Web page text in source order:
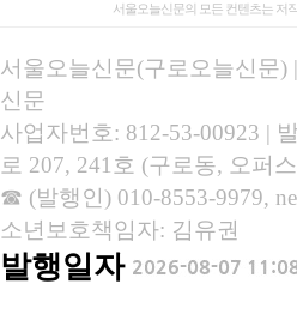
서울오늘신문의 모든 컨텐츠는 저
서울오늘신문(구로오늘신문)
신문
사업자번호: 812-53-00923 |
로 207, 241호 (구로동, 오퍼
☎ (발행인) 010-8553-9979,
소년보호책임자: 김유권
발행일자